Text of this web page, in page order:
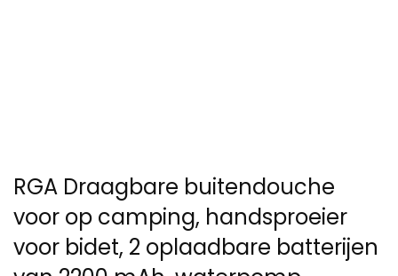
RGA Draagbare buitendouche
voor op camping, handsproeier
voor bidet, 2 oplaadbare batterijen